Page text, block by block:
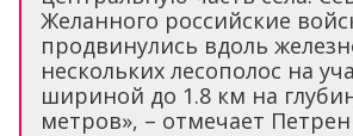
Желанного российские
продвинулись вдоль
нескольких лесополос на
шириной до 1.8 км на
метров», – отмечает